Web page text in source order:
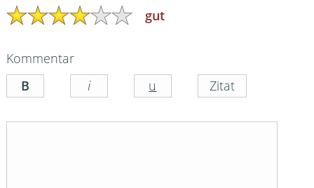
gut
Kommentar